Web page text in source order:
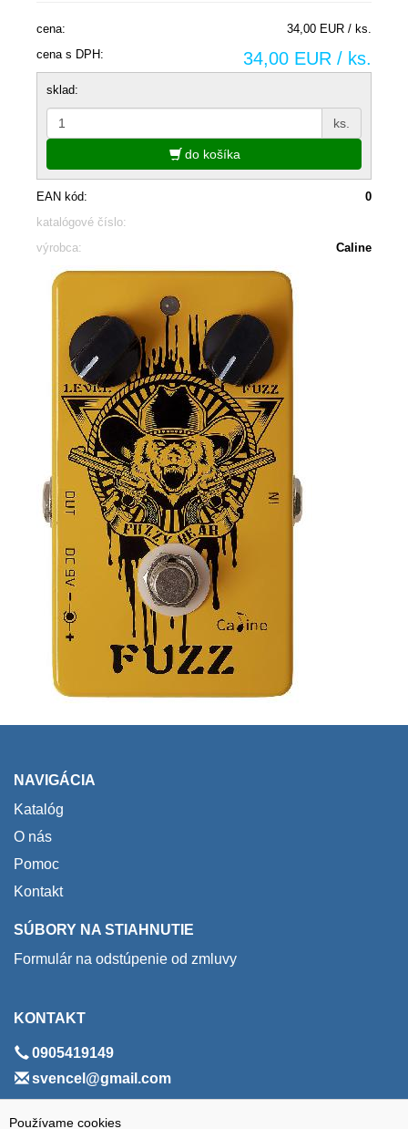
Používame cookies
cena:
34,00 EUR / ks.
cena s DPH:
34,00 EUR / ks.
sklad:
ks.
do košíka
EAN kód:
0
katalógové číslo:
výrobca:
Caline
NAVIGÁCIA
Katalóg
O nás
Pomoc
Kontakt
SÚBORY NA STIAHNUTIE
Formulár na odstúpenie od zmluvy
KONTAKT
0905419149
svencel@gmail.com
ADRESA